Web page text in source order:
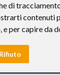
di
contenuti
per capire da
Rifiuto
P.IVA:
|